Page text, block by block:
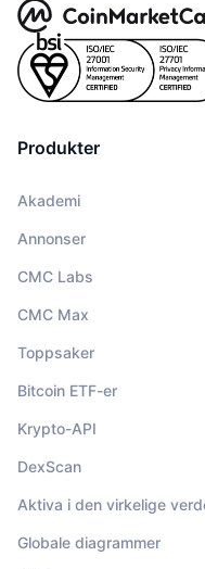
Produkter
Akademi
Annonser
CMC Labs
CMC Max
Toppsaker
Bitcoin ETF-er
Krypto-API
DexScan
Aktiva i den virkelige
Globale diagrammer